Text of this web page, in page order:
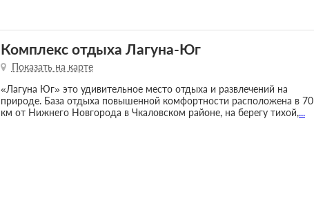
Комплекс отдыха Лагуна-Юг
Показать на карте
«Лагуна Юг» это удивительное место отдыха и развлечений на
природе. База отдыха повышенной комфортности расположена в 70
км от Нижнего Новгорода в Чкаловском районе, на берегу тихой,...